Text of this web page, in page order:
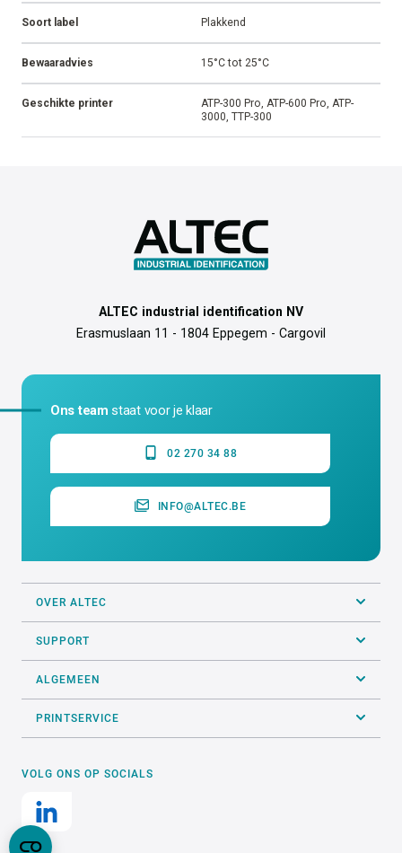
Soort label Plakkend
Bewaaradvies 15°C tot 25°C
Geschikte printer
ATP-300 Pro, ATP-600 Pro, ATP-
3000, TTP-300
ALTEC industrial identification NV
Erasmuslaan 11 - 1804 Eppegem - Cargovil
Ons team staat voor je klaar
02 270 34 88
INFO@ALTEC.BE
OVER ALTEC
SUPPORT
ALGEMEEN
PRINTSERVICE
VOLG ONS OP SOCIALS